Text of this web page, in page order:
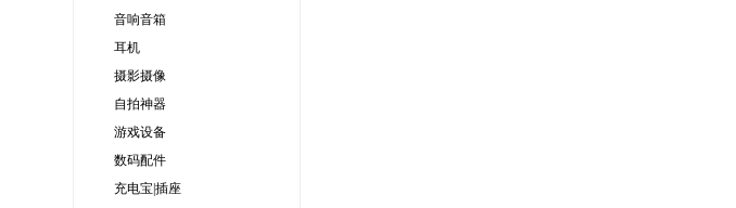
音响音箱
耳机
摄影摄像
自拍神器
游戏设备
数码配件
充电宝|插座